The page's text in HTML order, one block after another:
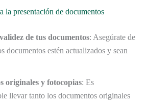
la presentación de documentos
de tus documentos: Asegúrate de
documentos estén actualizados y sean
originales y fotocopias: Es
llevar tanto los documentos originales